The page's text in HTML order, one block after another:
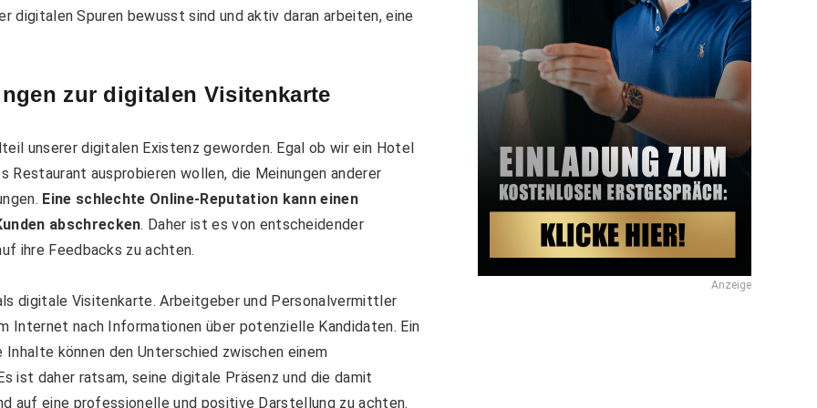
digitalen Spuren bewusst sind und aktiv daran arbeiten, eine
zur digitalen Visitenkarte
unserer digitalen Existenz geworden. Egal ob wir ein Hotel
Restaurant ausprobieren wollen, die Meinungen anderer
Eine schlechte Online-Reputation kann einen
abschrecken. Daher ist es von entscheidender
ihre Feedbacks zu achten.
digitale Visitenkarte. Arbeitgeber und Personalvermittler
Internet nach Informationen über potenzielle Kandidaten. Ein
können den Unterschied zwischen einem
ist daher ratsam, seine digitale Präsenz und die damit
auf eine professionelle und positive Darstellung zu achten.
Anzeige